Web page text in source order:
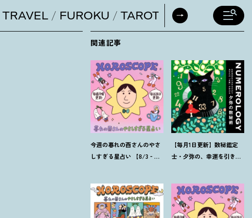
TRAVEL FUROKU TAROT DAILY
関連記事
今週の暮れの酉さんのやさ
しすぎる星占い 【8/3‐
【毎月1日更新】数秘鑑定
士・夕弥の、幸運を引き寄